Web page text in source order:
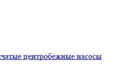
центробежные насосы